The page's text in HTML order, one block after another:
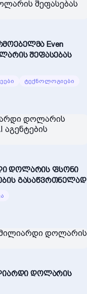
Even
შეფასებას
ტექნოლოგიები
დოლარის ფსონი
გასაწვრთნელად
დოლარის